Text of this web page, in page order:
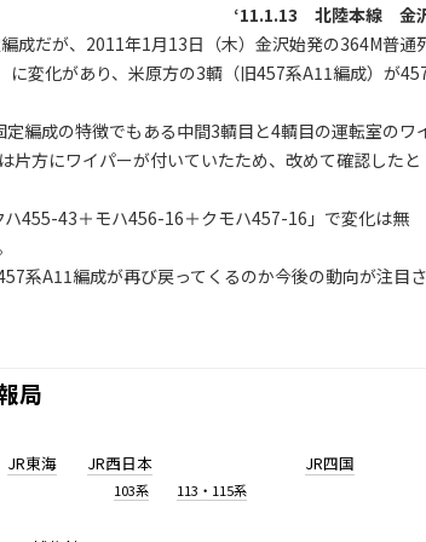
‘11.1.13 北陸本線 金
成だが、2011年1月13日（木）金沢始発の364M普通
変化があり、米原方の3輌（旧457系A11編成）が
編成の特徴でもある中間3輌目と4輌目の運転室のワ
方にワイパーが付いていたため、改めて確認したと
455-43＋モハ456-16＋クモハ457-16」で変化は無
系A11編成が再び戻ってくるのか今後の動向が注目さ
局
JR東海 JR西日本
103系 113・115系
JR四国